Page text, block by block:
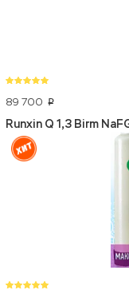
89 700 p
Runxin Q 1,3 Birm